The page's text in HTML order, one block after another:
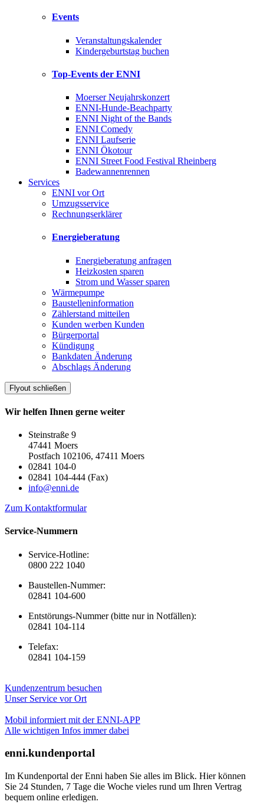
Events
Veranstaltungskalender
Kindergeburtstag buchen
Top-Events der ENNI
Moerser Neujahrskonzert
ENNI-Hunde-Beachparty
ENNI Night of the Bands
ENNI Comedy
ENNI Laufserie
ENNI Ökotour
ENNI Street Food Festival Rheinberg
Badewannenrennen
Services
ENNI vor Ort
Umzugsservice
Rechnungserklärer
Energieberatung
Energieberatung anfragen
Heizkosten sparen
Strom und Wasser sparen
Wärmepumpe
Baustelleninformation
Zählerstand mitteilen
Kunden werben Kunden
Bürgerportal
Kündigung
Bankdaten Änderung
Abschlags Änderung
Flyout schließen
Wir helfen Ihnen gerne weiter
Steinstraße 9
47441 Moers
Postfach 102106, 47411 Moers
02841 104-0
02841 104-444 (Fax)
info@enni.de
Zum Kontaktformular
Service-Nummern
Service-Hotline:
0800 222 1040
Baustellen-Nummer:
02841 104-600
Entstörungs-Nummer (bitte nur in Notfällen):
02841 104-114
Telefax:
02841 104-159
Kundenzentrum besuchen
Unser Service vor Ort
Mobil informiert mit der ENNI-APP
Alle wichtigen Infos immer dabei
enni.kundenportal
Im Kundenportal der Enni haben Sie alles im Blick. Hier können
Sie 24 Stunden, 7 Tage die Woche vieles rund um Ihren Vertrag
bequem online erledigen.